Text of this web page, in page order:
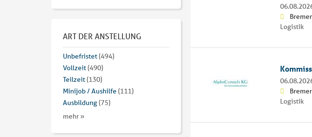
Logistik
Logistik
ART DER ANSTELLUNG
Unbefristet(494)
Vollzeit(490)
Teilzeit(130)
Minijob / Aushilfe (111)
Ausbildung(75)
mehr »